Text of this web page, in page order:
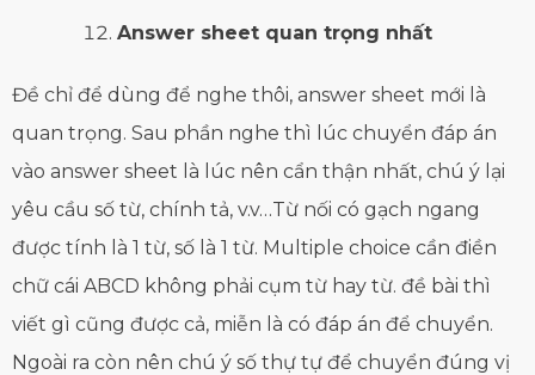
Answer sheet quan trọng nhất
Đề chỉ để dùng để nghe thôi, answer sheet mới là
quan trọng. Sau phần nghe thì lúc chuyển đáp án
vào answer sheet là lúc nên cẩn thận nhất, chú ý lại
yêu cầu số từ, chính tả, v.v…Từ nối có gạch ngang
được tính là 1 từ, số là 1 từ. Multiple choice cần điền
chữ cái ABCD không phải cụm từ hay từ. đề bài thì
viết gì cũng được cả, miễn là có đáp án để chuyển.
Ngoài ra còn nên chú ý số thự tự để chuyển đúng vị